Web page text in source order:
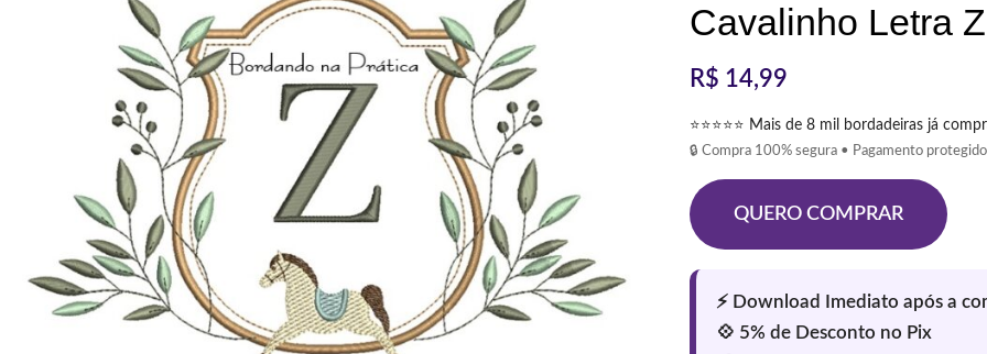
Cavalinho Letra Z
R$ 14,99
⭐⭐⭐⭐⭐ Mais de 8 mil bordadeiras já
🔒 Compra 100% segura • Pagamento
QUERO COMPRAR